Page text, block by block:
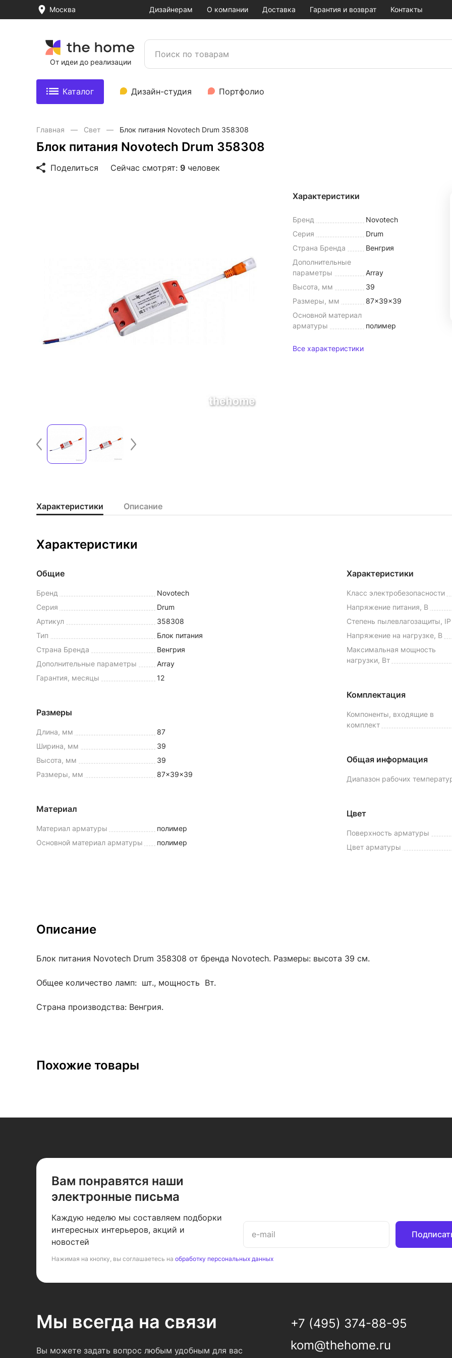
Москва Дизайнерам О компании Доставка Гарантия и возврат Контакты
От идеи до реализации
Каталог Дизайн-студия Портфолио
Главная Свет Блок питания Novotech Drum 358308
Блок питания Novotech Drum 358308
Поделиться Сейчас смотрят: 9 человек
Характеристики
Бренд
Novotech
Серия
Drum
Страна Бренда
Венгрия
Дополнительные
параметры
Array
Высота, мм
39
Размеры, мм
87x39x39
Основной материал
арматуры
полимер
Все характеристики
Характеристики Описание
Характеристики
Общие
Бренд
Novotech
Серия
Drum
Артикул
358308
Тип
Блок питания
Страна Бренда
Венгрия
Дополнительные параметры
Array
Гарантия, месяцы
12
Размеры
Длина, мм
87
Ширина, мм
39
Высота, мм
39
Размеры, мм
87x39x39
Материал
Материал арматуры
полимер
Основной материал арматуры
полимер
Характеристики
Класс электробезопасности
Напряжение питания, В
Степень пылевлагозащиты, IP
Напряжение на нагрузке, В
Максимальная мощность
нагрузки, Вт
Комплектация
Компоненты, входящие в
комплект
Общая информация
Диапазон рабочих
Цвет
Поверхность арматуры
Цвет арматуры
Описание
Блок питания Novotech Drum 358308 от бренда Novotech. Размеры: высота 39 см.
Общее количество ламп: шт., мощность Вт.
Страна производства: Венгрия.
Похожие товары
Вам понравятся наши
электронные письма
Каждую неделю мы составляем подборки
интересных интерьеров, акций и
новостей
Нажимая на кнопку, вы соглашаетесь на обработку персональных данных
Мы всегда на связи
Вы можете задать вопрос любым удобным для вас
+7 (495) 374-88-95
kom@thehome.ru